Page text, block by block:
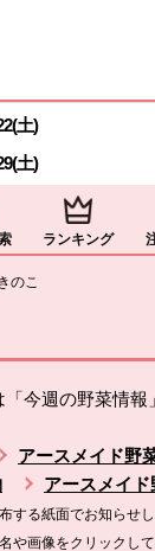
ニューです。
スキップする
土)
土)
ランキング
のこ
今週の野菜情報
アースメイド野
アースメイ
する紙面でお知らせし
や画像をクリックし